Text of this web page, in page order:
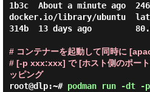
1b3c  About a minute ago  246
docker.io/library/ubuntu
314b  13 days ago
# コンテナーを起動して同時に
# [-p xxx:xxx] で [ホスト側のポー
ッピング
root@dlp:~# podman run -dt -